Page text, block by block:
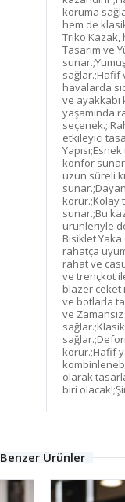
koruma
hem de
Triko Kazak,
Tasarım ve
sağlar.;Hafif
havalarda
ve
yaşamında
seçenek.;
etkileyici
konfor
uzun süreli
korur.;Kolay
sunar.;Bu
ürünleriyle
Bisiklet
rahatça
rahat ve
ve trençkot
blazer ceket
ve botlarla
ve
korur.;Hafif
olarak
biri
Benzer Ürünler